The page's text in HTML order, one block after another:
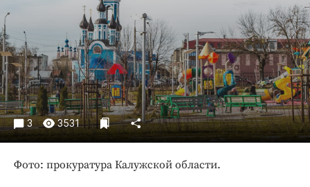
Образование
Общество
Погода
Праздники
Происшествия
Спорт
Экономика и бизнес
ПРОЕКТЫ
3 3531
Фото: прокуратура Калужской области.